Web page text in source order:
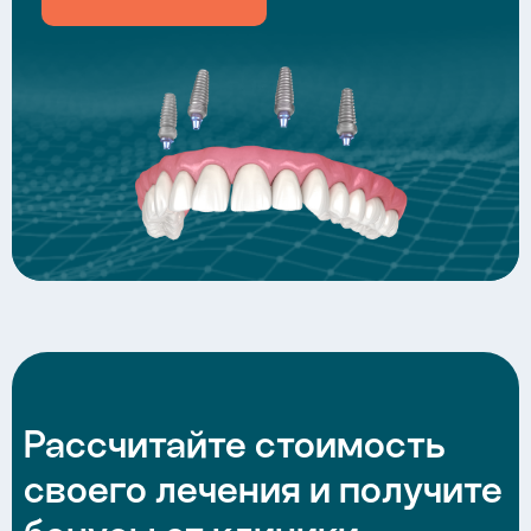
Рассчитайте стоимость
своего лечения и получите